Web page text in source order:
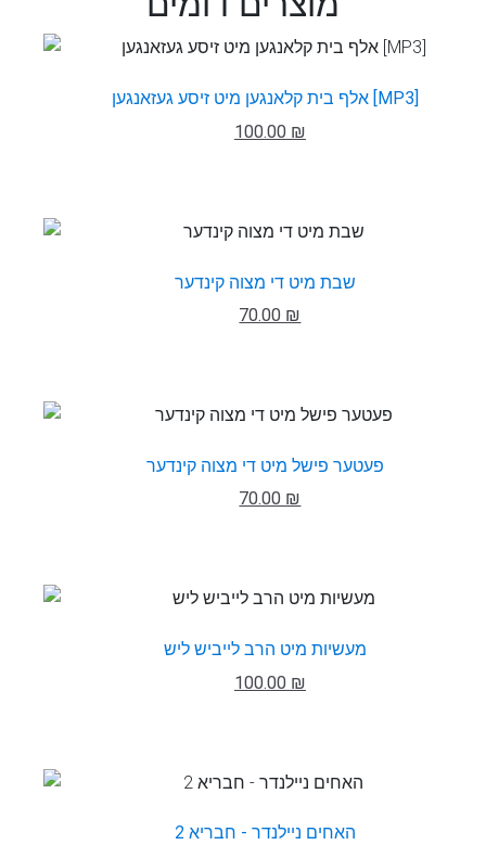
אלף בית קלאנגען מיט זיסע געזאנגען [MP3]
100.00 ₪
שבת מיט די מצוה קינדער
70.00 ₪
פעטער פישל מיט די מצוה קינדער
70.00 ₪
מעשיות מיט הרב לייביש ליש
100.00 ₪
האחים ניילנדר - חבריא 2